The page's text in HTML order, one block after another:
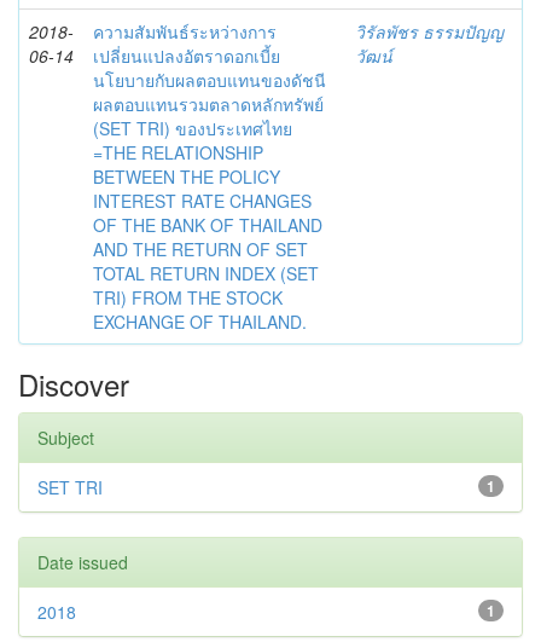
2018-
06-14
ความสัมพันธ์ระหว่างการ
เปลี่ยนแปลงอัตราดอกเบี้ย
นโยบายกับผลตอบแทนของดัชนี
ผลตอบแทนรวมตลาดหลักทรัพย์
(SET TRI) ของประเทศไทย
=THE RELATIONSHIP
BETWEEN THE POLICY
INTEREST RATE CHANGES
OF THE BANK OF THAILAND
AND THE RETURN OF SET
TOTAL RETURN INDEX (SET
TRI) FROM THE STOCK
EXCHANGE OF THAILAND.
วิรัลพัชร ธรรมปัญญ
วัฒน์
Discover
Subject
1
SET TRI
Date issued
1
2018